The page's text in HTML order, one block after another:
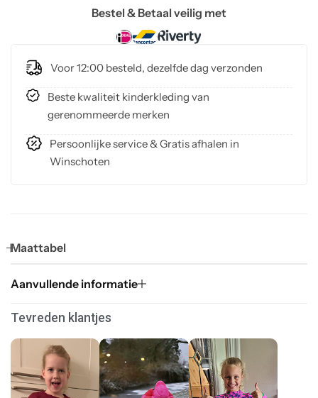
Bestel & Betaal veilig met
Voor 12:00 besteld, dezelfde dag verzonden
Beste kwaliteit kinderkleding van
gerenommeerde merken
Persoonlijke service & Gratis afhalen in
Winschoten
Maattabel
Aanvullende informatie
Tevreden klantjes